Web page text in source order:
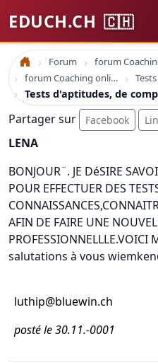
EDUCH.CH 🇨🇭
Accueil Forum
forum Coaching online formation professionelle emploi education
Tests d'aptitudes, de
Partager sur Facebook
LENA
BONJOUR¨. JE DéSIRE
POUR EFFECTUER DES
AFIN DE FAIRE UNE
PROFESSIONNELLLE.VOICI
salutations à vous
luthip@bluewin.ch
posté le 30.11.-0001